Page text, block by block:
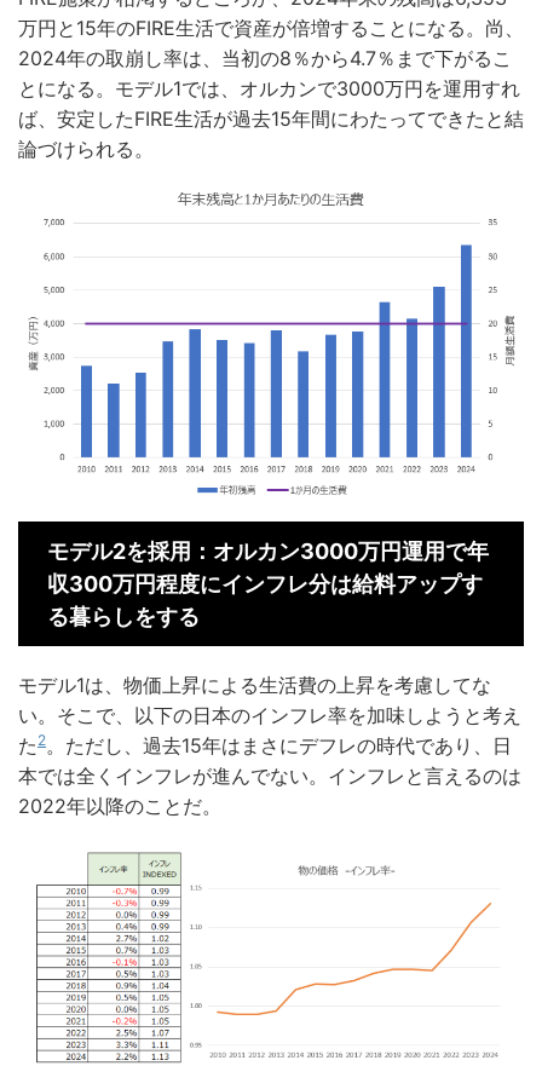
万円と15年のFIRE生活で資産が倍増することになる。尚、
2024年の取崩し率は、当初の8％から4.7％まで下がるこ
とになる。モデル1では、オルカンで3000万円を運用すれ
ば、安定したFIRE生活が過去15年間にわたってできたと結
論づけられる。
モデル2を採用：オルカン3000万円運用で年
収300万円程度にインフレ分は給料アップす
る暮らしをする
モデル1は、物価上昇による生活費の上昇を考慮してな
い。そこで、以下の日本のインフレ率を加味しようと考え
た 2。ただし、過去15年はまさにデフレの時代であり、日
本では全くインフレが進んでない。インフレと言えるのは
2022年以降のことだ。